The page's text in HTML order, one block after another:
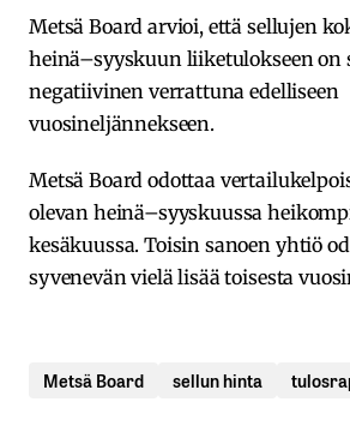
Metsä Board arvioi, että sellujen
heinä–syyskuun liiketulokseen on
negatiivinen verrattuna edelliseen
vuosineljännekseen.
Metsä Board odottaa
olevan heinä–syyskuussa
kesäkuussa. Toisin sanoen yhtiö
syvenevän vielä lisää toisesta
Metsä Board sellun hinta